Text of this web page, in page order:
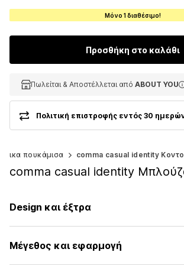
Μόνο 1 διαθέσιμο!
Προσθήκη στο καλάθι
Πωλείται & Αποστέλλεται από ABOUT YOU
Πωλείται & Αποστέλλεται από ABOUT YOU
Πολιτική επιστροφής εντός 30
πουκάμισα comma casual identity
comma casual identity
Design και έξτρα
Βισκόζη
Μέγεθος και εφαρμογή